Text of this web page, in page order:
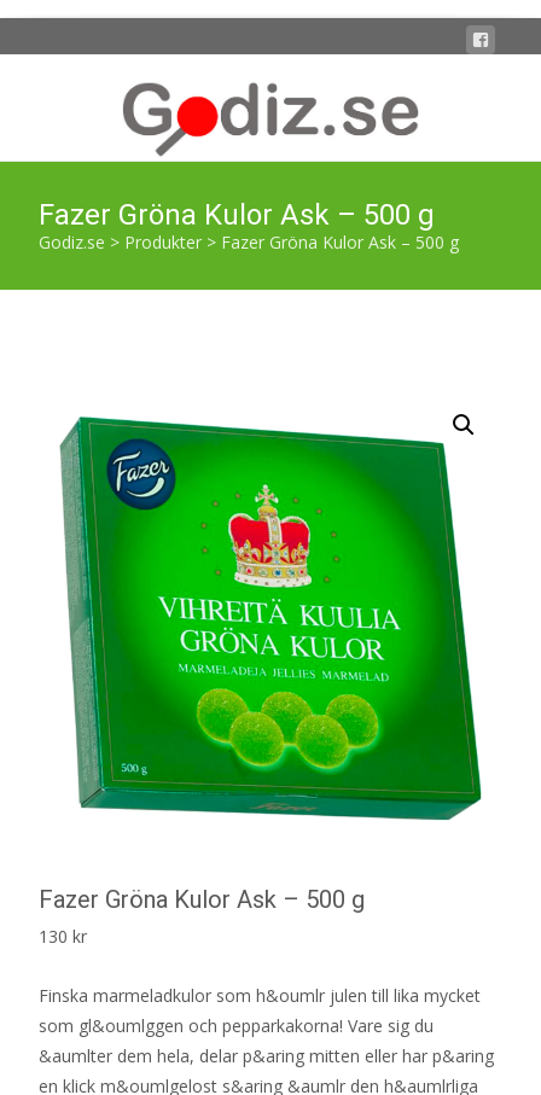
Fazer Gröna Kulor Ask – 500 g
Godiz.se > Produkter > Fazer Gröna Kulor Ask – 500 g
Fazer Gröna Kulor Ask – 500 g
130 kr
Finska marmeladkulor som h&oumlr julen till lika mycket
som gl&oumlggen och pepparkakorna! Vare sig du
&aumlter dem hela, delar p&aring mitten eller har p&aring
en klick m&oumlgelost s&aring &aumlr den h&aumlrliga